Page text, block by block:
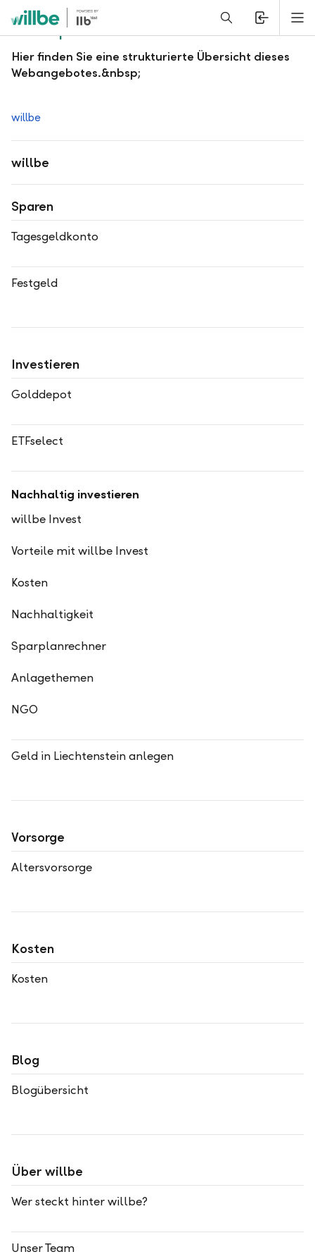
Alerts.Headline
Sitemap
Hier finden Sie eine strukturierte Übersicht dieses
Webangebotes.&nbsp;
willbe
willbe
Sparen
Tagesgeldkonto
Festgeld
Investieren
Golddepot
ETFselect
Nachhaltig investieren
willbe Invest
Vorteile mit willbe Invest
Kosten
Nachhaltigkeit
Sparplanrechner
Anlagethemen
NGO
Geld in Liechtenstein anlegen
Vorsorge
Altersvorsorge
Kosten
Kosten
Blog
Blogübersicht
Über willbe
Wer steckt hinter willbe?
Unser Team